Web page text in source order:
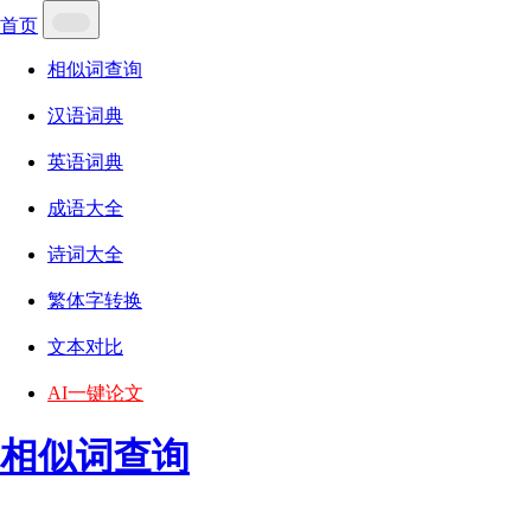
首页
相似词查询
汉语词典
英语词典
成语大全
诗词大全
繁体字转换
文本对比
AI一键论文
相似词查询